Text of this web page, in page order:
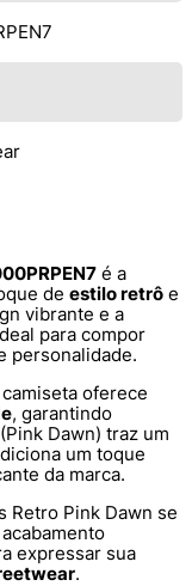
é a
de estilo retrô e
vibrante e a
para compor
personalidade.
oferece
, garantindo
(Pink Dawn) traz um
um toque
da marca.
Retro Pink Dawn se
expressar sua
.